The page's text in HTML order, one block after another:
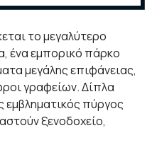
το μεγαλύτερο
ένα εμπορικό πάρκο
μεγάλης επιφάνειας,
γραφείων. Δίπλα
εμβληματικός πύργος
ξενοδοχείο,